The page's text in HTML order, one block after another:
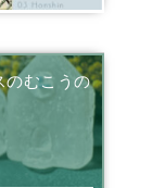
のむこうの